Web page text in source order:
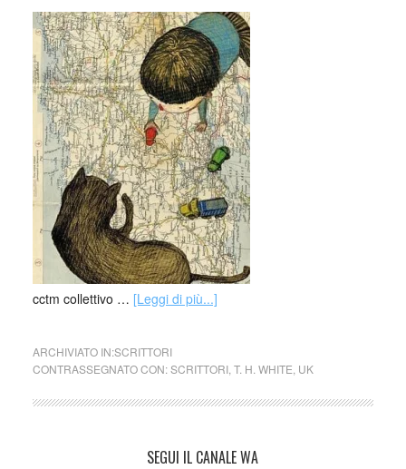
cctm collettivo … [Leggi di più...]
ARCHIVIATO IN:SCRITTORI
CONTRASSEGNATO CON:SCRITTORI, T. H. WHITE UK
SEGUI IL CANALE WA